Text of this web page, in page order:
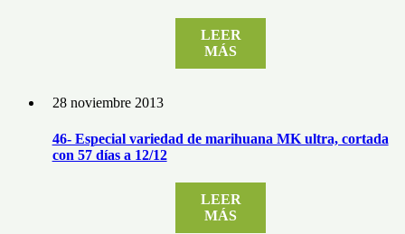
LEER
MÁS
28 noviembre 2013
46- Especial variedad de marihuana MK ultra, cortada
con 57 días a 12/12
LEER
MÁS